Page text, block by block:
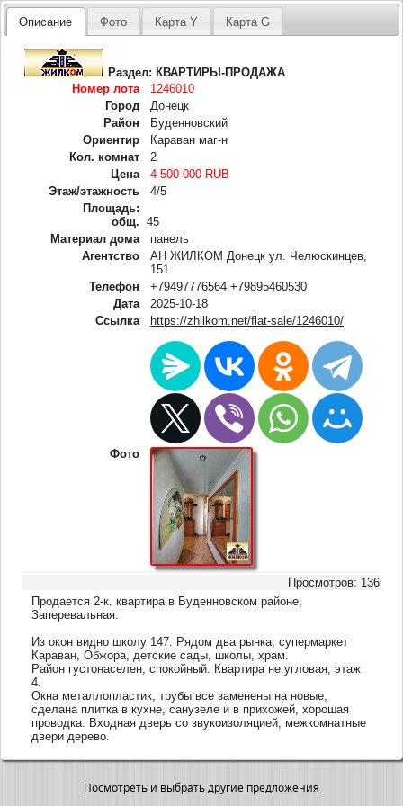
Описание Фото Карта Y Карта G
Раздел:КВАРТИРЫ-ПРОДАЖА
Номер лота
1246010
Город
Донецк
Район
Буденновский
Ориентир
Караван маг-н
Кол. комнат
2
Цена
4 500 000 RUB
Этаж/этажность
4/5
Площадь:
общ.
45
Материал дома
панель
Агентство
АН ЖИЛКОМ Донецк ул. Челюскинцев,
151
Телефон
+79497776564 +79895460530
Дата
2025-10-18
Ссылка
https://zhilkom.net/flat-sale/1246010/
Фото
Просмотров: 136
Продается 2-к. квартира в Буденновском районе,
Заперевальная.
Из окон видно школу 147. Рядом два рынка, супермаркет
Караван, Обжора, детские сады, школы, храм.
Район густонаселен, спокойный. Квартира не угловая, этаж
4.
Окна металлопластик, трубы все заменены на новые,
сделана плитка в кухне, санузеле и в прихожей, хорошая
проводка. Входная дверь со звукоизоляцией, межкомнатные
двери дерево.
Посмотреть и выбрать другие предложения